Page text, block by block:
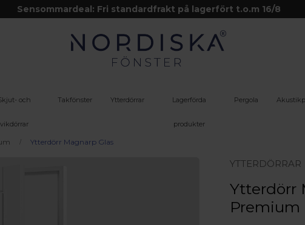
Sensommardeal: Fri standardfrakt på lagerfört t.o.m 16/8
och
vikdörrar
Takfönster Ytterdörrar Lagerförda
produkter
Pergola
Ytterdörr Magnarp Glas
YTTERDÖRRAR
Ytterdörr
Premium